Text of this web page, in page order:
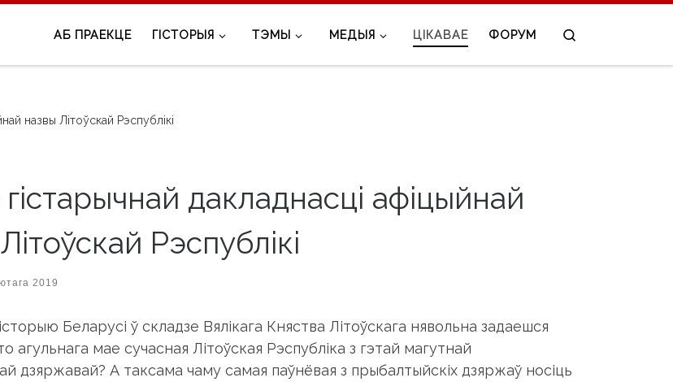
АБ ПРАЕКЦЕ ГІСТОРЫЯ ТЭМЫ МЕДЫЯ ЦІКАВАЕ ФОРУМ
назвы Літоўскай Рэспублікі
гістарычнай дакладнасці афіцыйнай
Рэспублікі
2019
Беларусі ў складзе Вялікага Княства Літоўскага нявольна задаешся
агульнага мае сучасная Літоўская Рэспубліка з гэтай магутнай
дзяржавай? А таксама чаму самая паўнёвая з прыбалтыйскіх дзяржаў носіць